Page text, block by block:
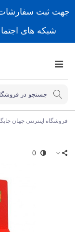
جهت ثبت سفارشات
شبکه های
فروشگاه اینترنتی جهان
0